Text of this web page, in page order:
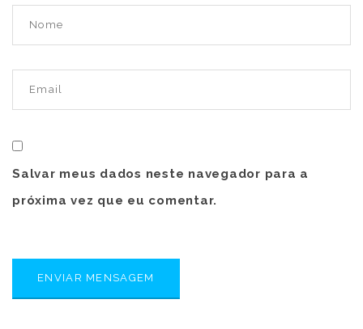
Salvar meus dados neste navegador para a
próxima vez que eu comentar.